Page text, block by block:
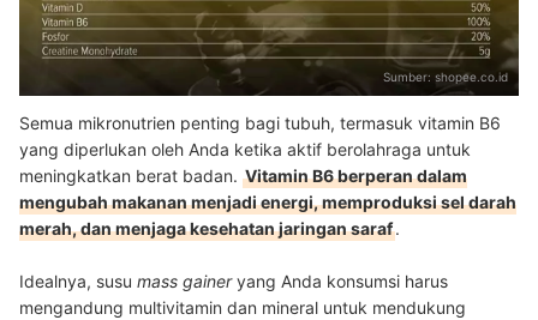
Sumber: shopee.co.id
Semua mikronutrien penting bagi tubuh, termasuk vitamin B6
yang diperlukan oleh Anda ketika aktif berolahraga untuk
meningkatkan berat badan. Vitamin B6 berperan dalam
mengubah makanan menjadi energi, memproduksi sel darah
merah, dan menjaga kesehatan jaringan saraf.
Idealnya, susu mass gaineryang Anda konsumsi harus
mengandung multivitamin dan mineral untuk mendukung